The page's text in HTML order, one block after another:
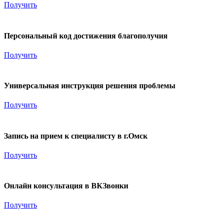
Получить
Персональный код достижения благополучия
Получить
Универсальная инструкция решения проблемы
Получить
Запись на прием к специалисту в г.Омск
Получить
Онлайн консультация в ВКЗвонки
Получить